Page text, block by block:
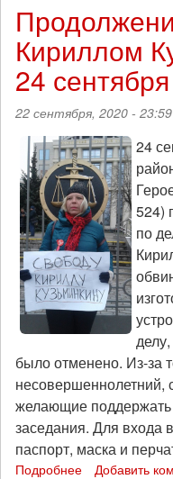
по
Кирилла
Кузьминкина
-
5
октября
Кириллом
24 сентября
22 сентября, 2020 -
24
524)
по
было отменено. Из-за
несовершеннолетний,
желающие поддержать
заседания. Для входа
паспорт, маска и
Подробнее Добавить